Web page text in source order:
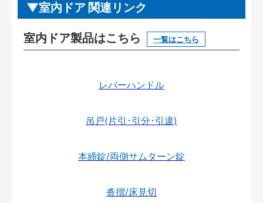
室内ドア 関連リンク
室内ドア製品はこちら 一覧はこちら
レバーハンドル
吊戸(片引･引分･引違)
本締錠/両側サムターン錠
沓摺/床見切